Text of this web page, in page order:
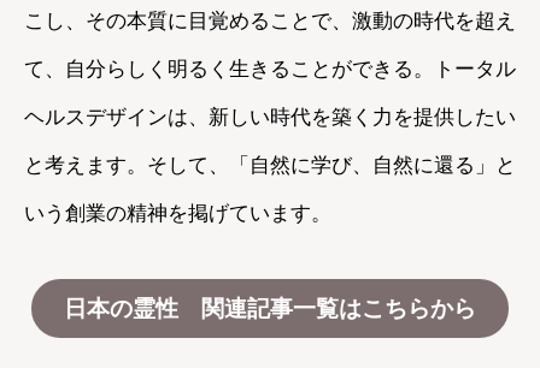
こし、その本質に目覚めることで、激動の時代を超え
て、自分らしく明るく生きることができる。トータル
ヘルスデザインは、新しい時代を築く力を提供したい
と考えます。そして、「自然に学び、自然に還る」と
いう創業の精神を掲げています。
日本の霊性 関連記事一覧はこちらから